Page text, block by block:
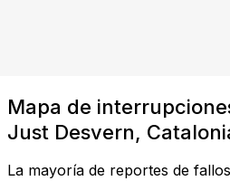
Mapa de
Just Desvern,
La mayoría de reportes de